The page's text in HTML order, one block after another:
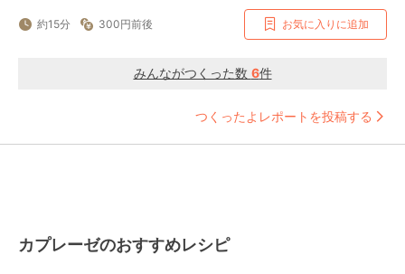
約15分 300円前後 お気に入りに追加
みんながつくった数 6件
つくったよレポートを投稿する
カプレーゼのおすすめレシピ